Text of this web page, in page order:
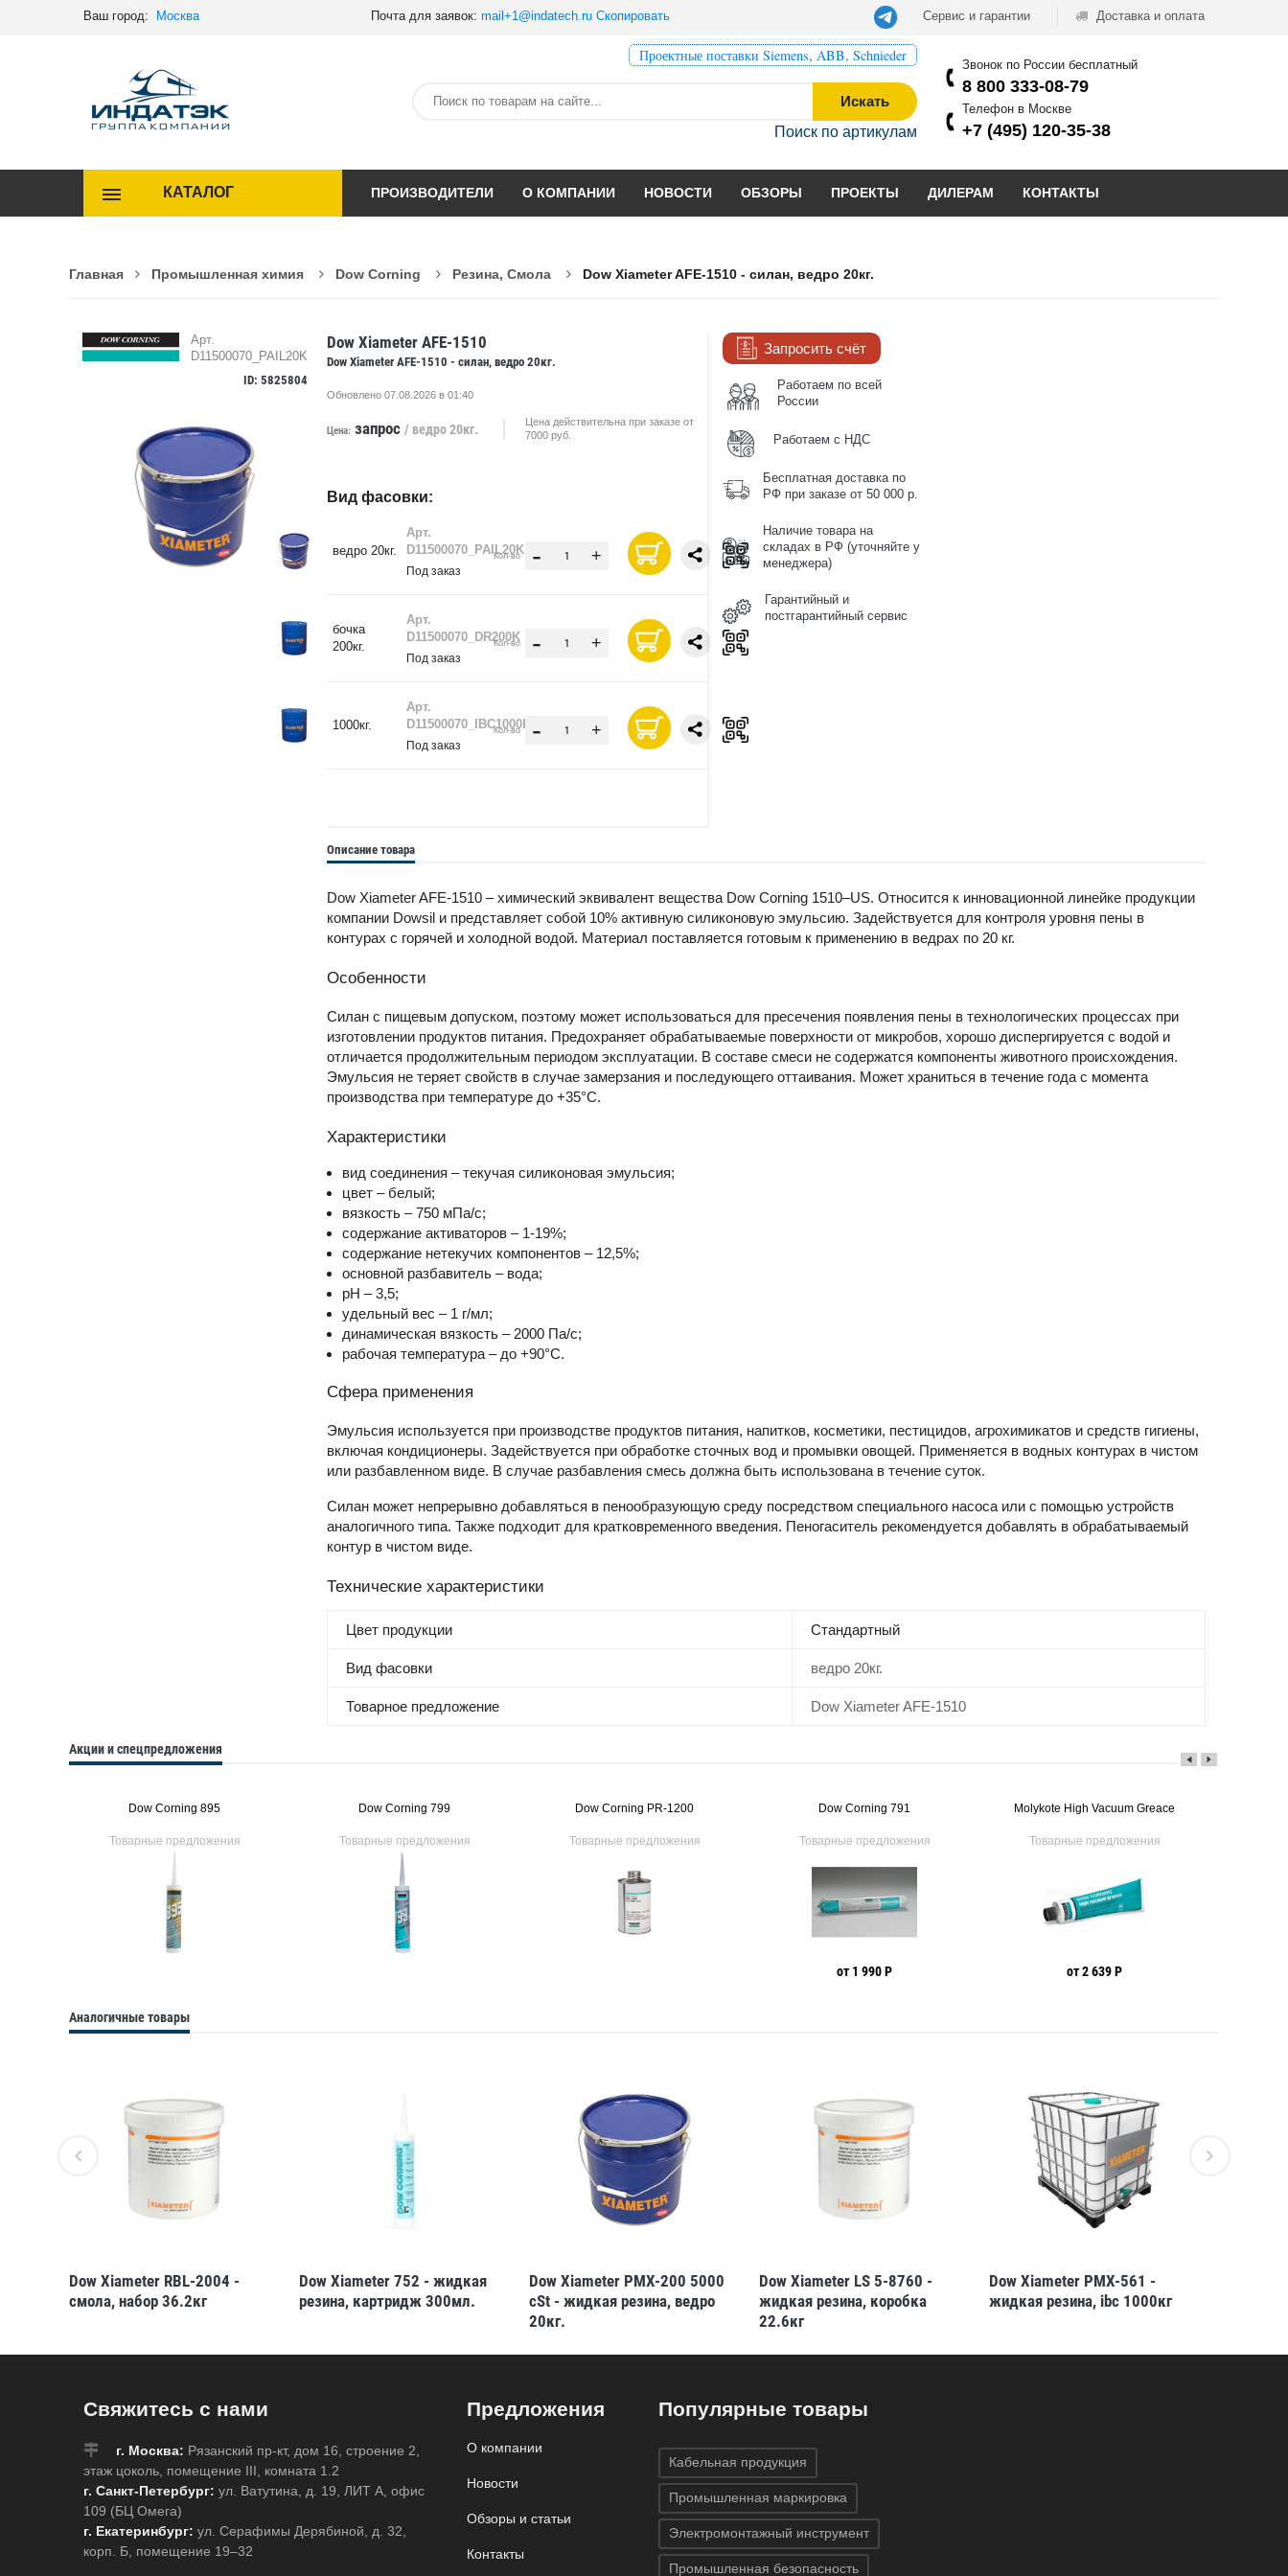
Ваш город: Москва Почта для заявок: mail+1@indatech.ru Скопировать Сервис и гарантии Доставка и оплата
Проектные поставки Siemens, ABB, Schnieder
Искать
Поиск по артикулам
Звонок по России бесплатный
8 800 333-08-79
Телефон в Москве
+7 (495) 120-35-38
КАТАЛОГ ПРОИЗВОДИТЕЛИ О КОМПАНИИ НОВОСТИ ОБЗОРЫ ПРОЕКТЫ ДИЛЕРАМ КОНТАКТЫ
Главная Промышленная химия Dow Corning Резина, Смола Dow Xiameter AFE-1510 - силан, ведро 20кг.
Арт.
D11500070_PAIL20K
ID: 5825804
Dow Xiameter AFE-1510
Dow Xiameter AFE-1510 - силан, ведро 20кг.
Обновлено 07.08.2026 в 01:40
Цена: запрос / ведро 20кг.
Цена действительна при заказе от
7000 руб.
Вид фасовки:
ведро 20кг.
Арт.
D11500070_PAIL20K
Под заказ
Кол-во - +
бочка
200кг.
Арт.
D11500070_DR200K
Под заказ
Кол-во - +
1000кг.
Арт.
D11500070_IBC1000K
Под заказ
Кол-во - +
Запросить счёт
Работаем по всей
России
Работаем с НДС
Бесплатная доставка по
РФ при заказе от 50 000 р.
Наличие товара на
складах в РФ (уточняйте у
менеджера)
Гарантийный и
постгарантийный сервис
Описание товара
Dow Xiameter AFE-1510 – химический эквивалент вещества Dow Corning 1510–US. Относится к инновационной линейке продукции
компании Dowsil и представляет собой 10% активную силиконовую эмульсию. Задействуется для контроля уровня пены в
контурах с горячей и холодной водой. Материал поставляется готовым к применению в ведрах по 20 кг.
Особенности
Силан с пищевым допуском, поэтому может использоваться для пресечения появления пены в технологических процессах при
изготовлении продуктов питания. Предохраняет обрабатываемые поверхности от микробов, хорошо диспергируется с водой и
отличается продолжительным периодом эксплуатации. В составе смеси не содержатся компоненты животного происхождения.
Эмульсия не теряет свойств в случае замерзания и последующего оттаивания. Может храниться в течение года с момента
производства при температуре до +35°C.
Характеристики
вид соединения – текучая силиконовая эмульсия;
цвет – белый;
вязкость – 750 мПа/с;
содержание активаторов – 1-19%;
содержание нетекучих компонентов – 12,5%;
основной разбавитель – вода;
pH – 3,5;
удельный вес – 1 г/мл;
динамическая вязкость – 2000 Па/с;
рабочая температура – до +90°C.
Сфера применения
Эмульсия используется при производстве продуктов питания, напитков, косметики, пестицидов, агрохимикатов и средств гигиены,
включая кондиционеры. Задействуется при обработке сточных вод и промывки овощей. Применяется в водных контурах в чистом
или разбавленном виде. В случае разбавления смесь должна быть использована в течение суток.
Силан может непрерывно добавляться в пенообразующую среду посредством специального насоса или с помощью устройств
аналогичного типа. Также подходит для кратковременного введения. Пеногаситель рекомендуется добавлять в обрабатываемый
контур в чистом виде.
Технические характеристики
Цвет продукции Стандартный
Вид фасовки ведро 20кг.
Товарное предложение Dow Xiameter AFE-1510
Акции и спецпредложения
Dow Corning 895
Товарные предложения
Dow Corning 799
Товарные предложения
Dow Corning PR-1200
Товарные предложения
Dow Corning 791
Товарные предложения
от 1 990 Р
Molykote High Vacuum Greace
Товарные предложения
от 2 639 Р
Аналогичные товары
Dow Xiameter RBL-2004 -
смола, набор 36.2кг
Dow Xiameter 752 - жидкая
резина, картридж 300мл.
Dow Xiameter PMX-200 5000
cSt - жидкая резина, ведро
20кг.
Dow Xiameter LS 5-8760 -
жидкая резина, коробка
22.6кг
Dow Xiameter PMX-561 -
жидкая резина, ibc 1000кг
Свяжитесь с нами
г. Москва: Рязанский пр-кт, дом 16, строение 2,
этаж цоколь, помещение III, комната 1.2
г. Санкт-Петербург: ул. Ватутина, д. 19, ЛИТ А, офис
109 (БЦ Омега)
г. Екатеринбург: ул. Серафимы Дерябиной, д. 32,
корп. Б, помещение 19–32
Предложения
О компании
Новости
Обзоры и статьи
Контакты
Популярные товары
Кабельная продукция
Промышленная маркировка
Электромонтажный инструмент
Промышленная безопасность